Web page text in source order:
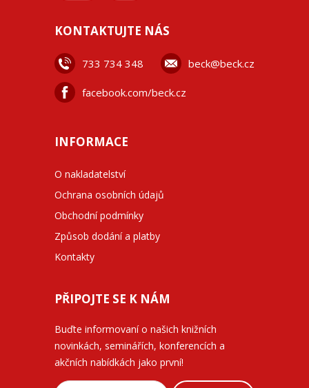
KONTAKTUJTE NÁS
733 734 348 beck@beck.cz
facebook.com/beck.cz
INFORMACE
O nakladatelství
Ochrana osobních údajů
Obchodní podmínky
Způsob dodání a platby
Kontakty
PŘIPOJTE SE K NÁM
Buďte informovaní o našich knižních
novinkách, seminářích, konferencích a
akčních nabídkách jako první!